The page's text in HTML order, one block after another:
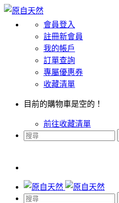
會員登入
註冊新會員
我的帳戶
訂單查詢
專屬優惠券
收藏清單
目前的購物車是空的！
前往收藏清單